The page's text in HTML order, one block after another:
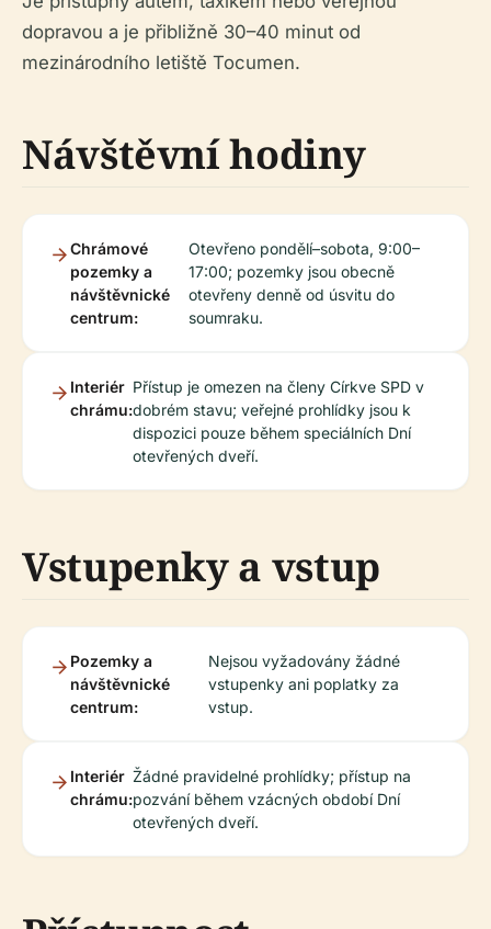
dopravou a je přibližně 30–40 minut od
mezinárodního letiště Tocumen.
Návštěvní hodiny
Chrámové
pozemky a
návštěvnické
centrum:
Otevřeno pondělí–sobota, 9:00–
17:00; pozemky jsou obecně
otevřeny denně od úsvitu do
soumraku.
Interiér
chrámu:
Přístup je omezen na členy Církve SPD v
dobrém stavu; veřejné prohlídky jsou k
dispozici pouze během speciálních Dní
otevřených dveří.
Vstupenky a vstup
Pozemky a
návštěvnické
centrum:
Nejsou vyžadovány žádné
vstupenky ani poplatky za
vstup.
Interiér
chrámu:
Žádné pravidelné prohlídky; přístup na
pozvání během vzácných období Dní
otevřených dveří.